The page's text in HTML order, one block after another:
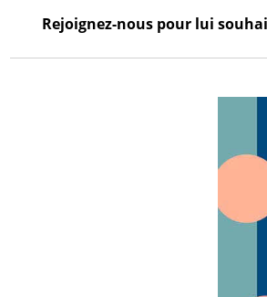
Rejoignez-nous pour lui